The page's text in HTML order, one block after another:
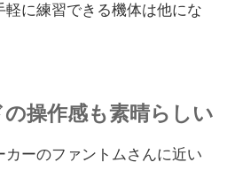
に練習できる機体は他にな
操作感も素晴らしい
ーのファントムさんに近い